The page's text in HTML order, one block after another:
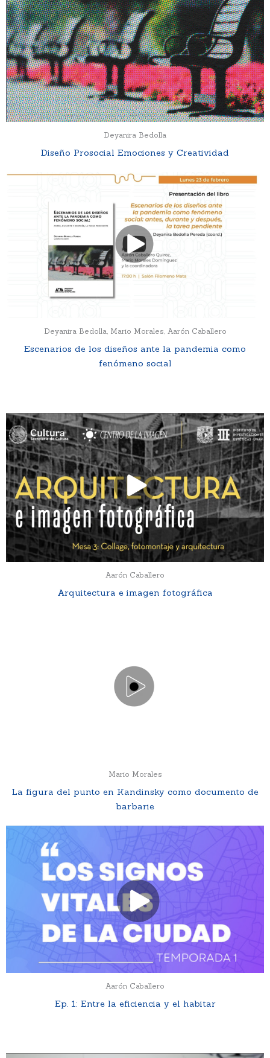
Deyanira Bedolla
Diseño Prosocial Emociones y Creatividad
Deyanira Bedolla, Mario Morales, Aarón Caballero
Escenarios de los diseños ante la pandemia como
fenómeno social
Aarón Caballero
Arquitectura e imagen fotográfica
Mario Morales
La figura del punto en Kandinsky como documento de
barbarie
Aarón Caballero
Ep. 1: Entre la eficiencia y el habitar